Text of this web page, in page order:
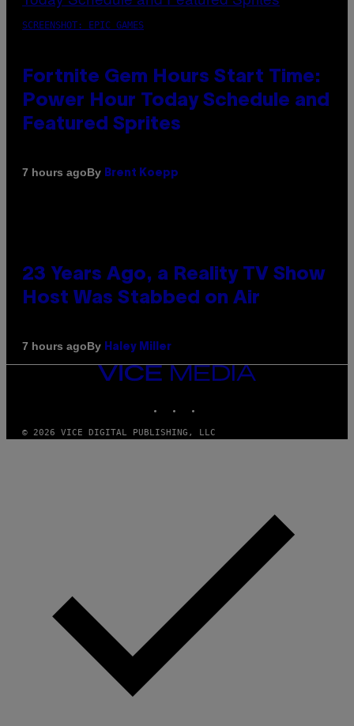
SCREENSHOT: EPIC GAMES
Fortnite Gem Hours Start Time:
Power Hour Today Schedule and
Featured Sprites
7 hours agoBy Brent Koepp
23 Years Ago, a Reality TV Show
Host Was Stabbed on Air
7 hours agoBy Haley Miller
VICE
MEDIA
© 2026 VICE DIGITAL PUBLISHING, LLC